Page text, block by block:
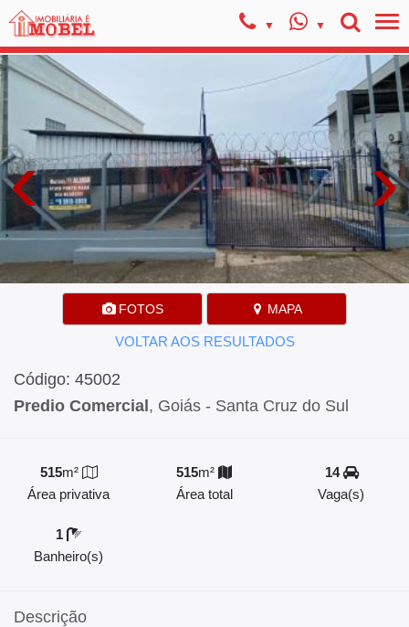
‹ ›
FOTOS MAPA
VOLTAR AOS RESULTADOS
Código: 45002
Predio Comercial , Goiás - Santa Cruz do Sul
515m²
Área privativa
515m²
Área total
14
Vaga(s)
1
Banheiro(s)
Descrição